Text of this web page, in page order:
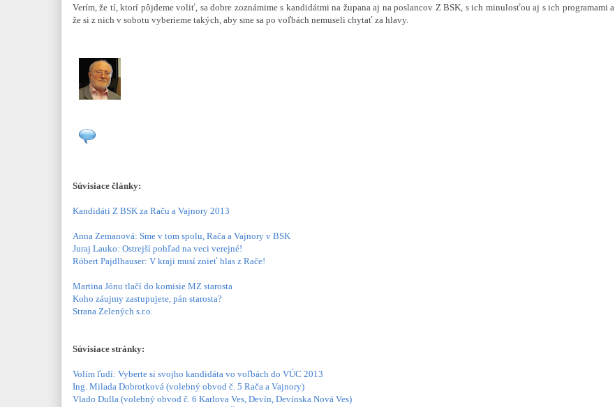
Verím, že tí, ktorí pôjdeme voliť, sa dobre zoznámime s kandidátmi na župana aj na poslancov Z BSK, s ich minulosťou aj s ich programami a
že si z nich v sobotu vyberieme takých, aby sme sa po voľbách nemuseli chytať za hlavy.
Súvisiace články:
Kandidáti Z BSK za Raču a Vajnory 2013
Anna Zemanová: Sme v tom spolu, Rača a Vajnory v BSK
Juraj Lauko: Ostrejší pohľad na veci verejné!
Róbert Pajdlhauser: V kraji musí znieť hlas z Rače!
Martina Jónu tlačí do komisie MZ starosta
Koho záujmy zastupujete, pán starosta?
Strana Zelených s.r.o.
Súvisiace stránky:
Volím ľudí: Vyberte si svojho kandidáta vo voľbách do VÚC 2013
Ing. Milada Dobrotková (volebný obvod č. 5 Rača a Vajnory)
Vlado Dulla (volebný obvod č. 6 Karlova Ves, Devín, Devínska Nová Ves)